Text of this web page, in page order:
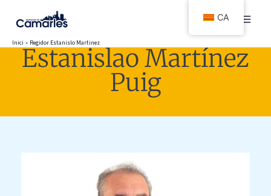
contingut
Inici Regidor Estanislo Martinez
Estanislao Martínez
Puig
CA